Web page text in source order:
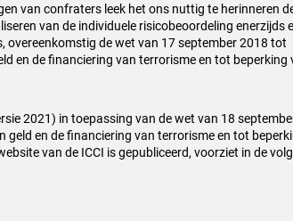
van confraters leek het ons nuttig te herinneren
van de individuele risicobeoordeling enerzijds
overeenkomstig de wet van 17 september 2018 tot
en de financiering van terrorisme en tot beperking
2021) in toepassing van de wet van 18
en de financiering van terrorisme en tot
van de ICCI is gepubliceerd, voorziet in de